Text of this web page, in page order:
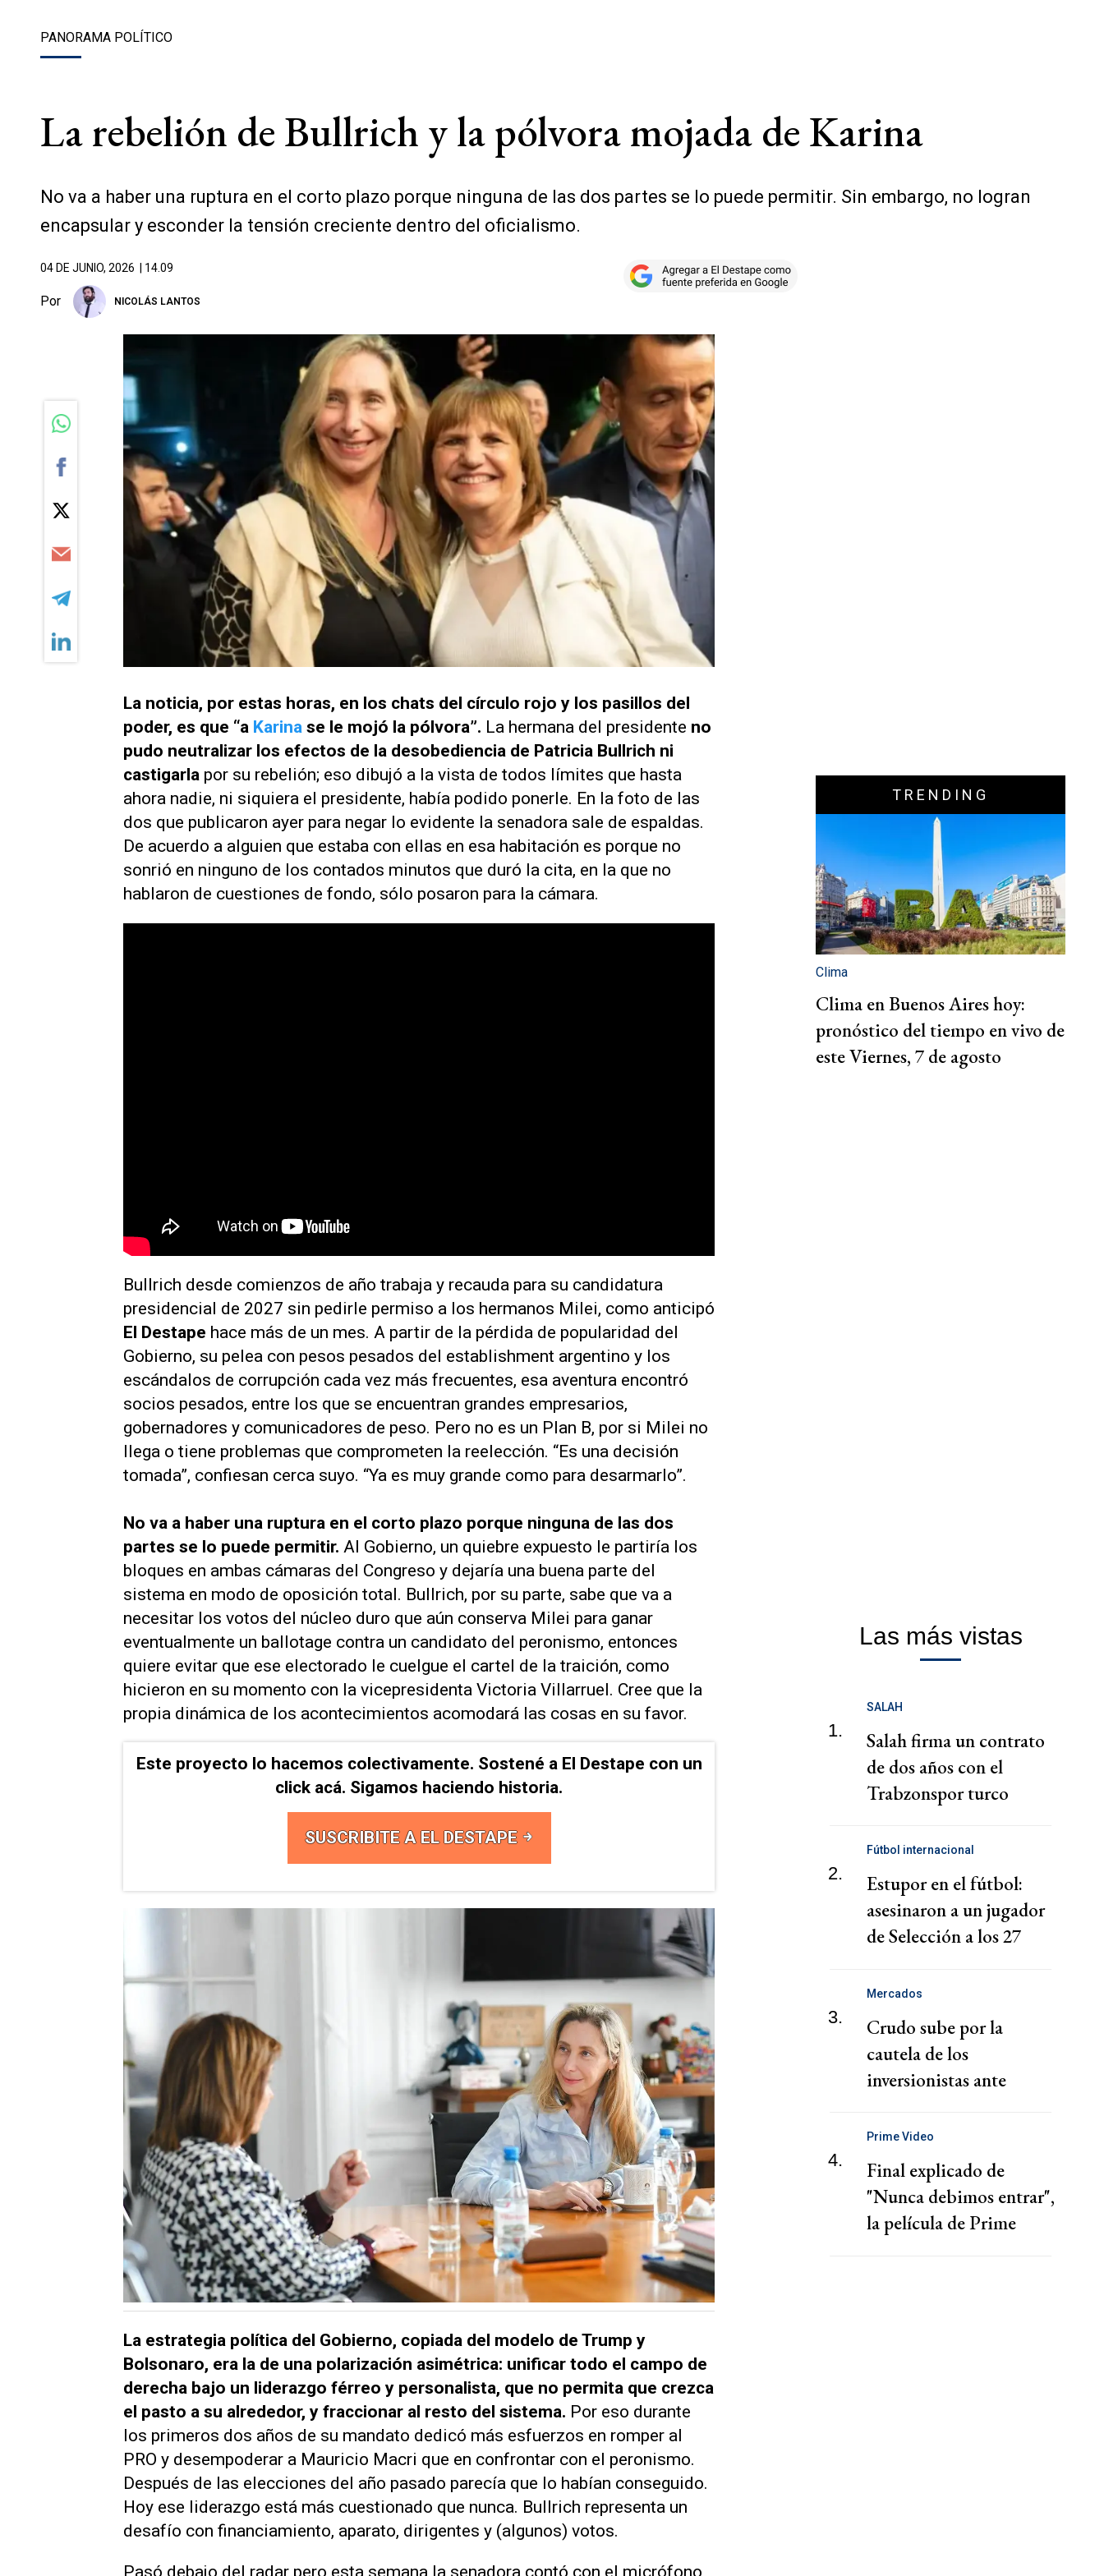
PANORAMA POLÍTICO
La rebelión de Bullrich y la pólvora mojada de Karina
No va a haber una ruptura en el corto plazo porque ninguna de las dos partes se lo puede permitir. Sin embargo, no logran
encapsular y esconder la tensión creciente dentro del oficialismo.
04 DE JUNIO, 2026 | 14.09
Por NICOLÁS LANTOS
La noticia, por estas horas, en los chats del círculo rojo y los pasillos del
poder, es que “a Karina se le mojó la pólvora”. La hermana del presidente no
pudo neutralizar los efectos de la desobediencia de Patricia Bullrich ni
castigarla por su rebelión; eso dibujó a la vista de todos límites que hasta
ahora nadie, ni siquiera el presidente, había podido ponerle. En la foto de las
dos que publicaron ayer para negar lo evidente la senadora sale de espaldas.
De acuerdo a alguien que estaba con ellas en esa habitación es porque no
sonrió en ninguno de los contados minutos que duró la cita, en la que no
hablaron de cuestiones de fondo, sólo posaron para la cámara.
Bullrich desde comienzos de año trabaja y recauda para su candidatura
presidencial de 2027 sin pedirle permiso a los hermanos Milei, como anticipó
El Destape hace más de un mes. A partir de la pérdida de popularidad del
Gobierno, su pelea con pesos pesados del establishment argentino y los
escándalos de corrupción cada vez más frecuentes, esa aventura encontró
socios pesados, entre los que se encuentran grandes empresarios,
gobernadores y comunicadores de peso. Pero no es un Plan B, por si Milei no
llega o tiene problemas que comprometen la reelección. “Es una decisión
tomada”, confiesan cerca suyo. “Ya es muy grande como para desarmarlo”.
No va a haber una ruptura en el corto plazo porque ninguna de las dos
partes se lo puede permitir. Al Gobierno, un quiebre expuesto le partiría los
bloques en ambas cámaras del Congreso y dejaría una buena parte del
sistema en modo de oposición total. Bullrich, por su parte, sabe que va a
necesitar los votos del núcleo duro que aún conserva Milei para ganar
eventualmente un ballotage contra un candidato del peronismo, entonces
quiere evitar que ese electorado le cuelgue el cartel de la traición, como
hicieron en su momento con la vicepresidenta Victoria Villarruel. Cree que la
propia dinámica de los acontecimientos acomodará las cosas en su favor.
Este proyecto lo hacemos colectivamente. Sostené a El Destape con un
click acá. Sigamos haciendo historia.
SUSCRIBITE A EL DESTAPE
La estrategia política del Gobierno, copiada del modelo de Trump y
Bolsonaro, era la de una polarización asimétrica: unificar todo el campo de
derecha bajo un liderazgo férreo y personalista, que no permita que crezca
el pasto a su alrededor, y fraccionar al resto del sistema. Por eso durante
los primeros dos años de su mandato dedicó más esfuerzos en romper al
PRO y desempoderar a Mauricio Macri que en confrontar con el peronismo.
Después de las elecciones del año pasado parecía que lo habían conseguido.
Hoy ese liderazgo está más cuestionado que nunca. Bullrich representa un
desafío con financiamiento, aparato, dirigentes y (algunos) votos.
Pasó debajo del radar pero esta semana la senadora contó con el micrófono
TRENDING
Clima
Clima en Buenos Aires hoy:
pronóstico del tiempo en vivo de
este Viernes, 7 de agosto
Las más vistas
1.
SALAH
Salah firma un contrato
de dos años con el
Trabzonspor turco
2.
Fútbol internacional
Estupor en el fútbol:
asesinaron a un jugador
de Selección a los 27
3.
Mercados
Crudo sube por la
cautela de los
inversionistas ante
Irán y Omán
4.
Prime Video
Final explicado de
"Nunca debimos entrar",
la película de Prime